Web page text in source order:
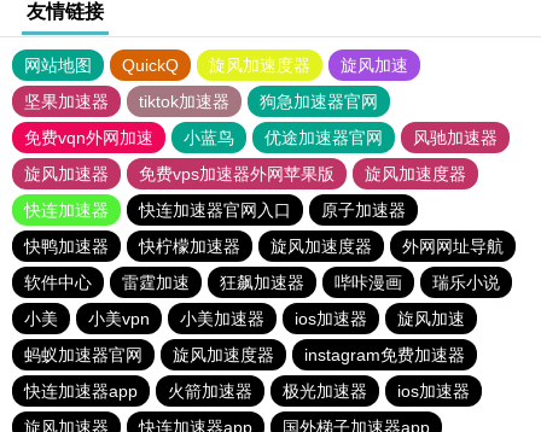
友情链接
网站地图 QuickQ 旋风加速度器
旋风加速
坚果加速器
tiktok加速器
狗急加速器官网
免费vqn外网加速
小蓝鸟 优途加速器官网
风驰加速器
旋风加速器
免费vps加速器外网苹果版
旋风加速度器
快连加速器
快连加速器官网入口
原子加速器
快鸭加速器
快柠檬加速器 旋风加速度器
外网网址导航
软件中心
雷霆加速 狂飙加速器 哔咔漫画
瑞乐小说
小美
小美vpn 小美加速器 ios加速器
旋风加速
蚂蚁加速器官网
旋风加速度器
instagram免费加速器
快连加速器app
火箭加速器 极光加速器
ios加速器
旋风加速器
快连加速器app 国外梯子加速器app